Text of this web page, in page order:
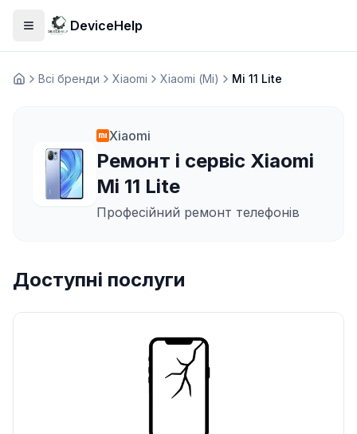
Відкрити меню
DeviceHelp
ДомашняВсі бренди Xiaomi Xiaomi (Mi) Mi 11 Lite
Xiaomi
Ремонт і сервіс Xiaomi
Mi 11 Lite
Професійний ремонт телефонів
Доступні послуги